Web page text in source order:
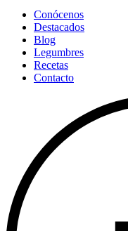
Conócenos
Destacados
Blog
Legumbres
Recetas
Contacto